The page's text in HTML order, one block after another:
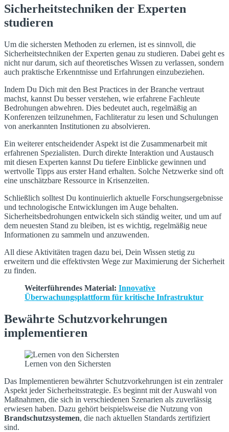
Sicherheitstechniken der Experten
studieren
Um die sichersten Methoden zu erlernen, ist es sinnvoll, die
Sicherheitstechniken der Experten genau zu studieren. Dabei geht es
nicht nur darum, sich auf theoretisches Wissen zu verlassen, sondern
auch praktische Erkenntnisse und Erfahrungen einzubeziehen.
Indem Du Dich mit den Best Practices in der Branche vertraut
machst, kannst Du besser verstehen, wie erfahrene Fachleute
Bedrohungen abwehren. Dies bedeutet auch, regelmäßig an
Konferenzen teilzunehmen, Fachliteratur zu lesen und Schulungen
von anerkannten Institutionen zu absolvieren.
Ein weiterer entscheidender Aspekt ist die Zusammenarbeit mit
erfahrenen Spezialisten. Durch direkte Interaktion und Austausch
mit diesen Experten kannst Du tiefere Einblicke gewinnen und
wertvolle Tipps aus erster Hand erhalten. Solche Netzwerke sind oft
eine unschätzbare Ressource in Krisenzeiten.
Schließlich solltest Du kontinuierlich aktuelle Forschungsergebnisse
und technologische Entwicklungen im Auge behalten.
Sicherheitsbedrohungen entwickeln sich ständig weiter, und um auf
dem neuesten Stand zu bleiben, ist es wichtig, regelmäßig neue
Informationen zu sammeln und anzuwenden.
All diese Aktivitäten tragen dazu bei, Dein Wissen stetig zu
erweitern und die effektivsten Wege zur Maximierung der Sicherheit
zu finden.
Weiterführendes Material: Innovative
Überwachungsplattform für kritische Infrastruktur
Bewährte Schutzvorkehrungen
implementieren
Lernen von den Sichersten
Das Implementieren bewährter Schutzvorkehrungen ist ein zentraler
Aspekt jeder Sicherheitsstrategie. Es beginnt mit der Auswahl von
Maßnahmen, die sich in verschiedenen Szenarien als zuverlässig
erwiesen haben. Dazu gehört beispielsweise die Nutzung von
Brandschutzsystemen, die nach aktuellen Standards zertifiziert
sind.